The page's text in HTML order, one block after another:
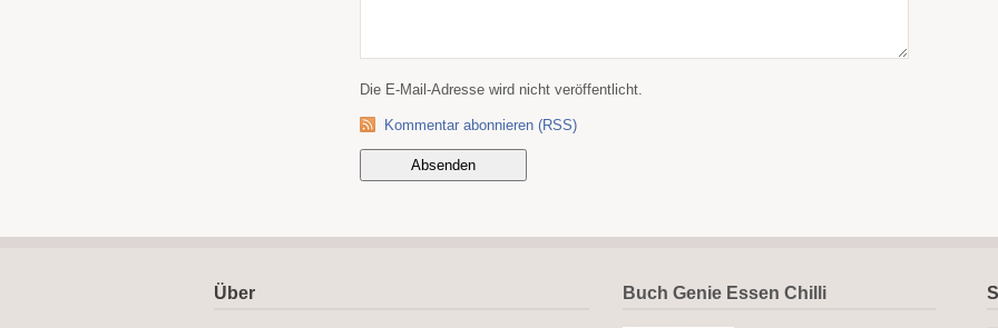
Die E-Mail-Adresse wird nicht veröffentlicht.
Kommentar abonnieren (RSS)
Über Buch Genie Essen Chilli